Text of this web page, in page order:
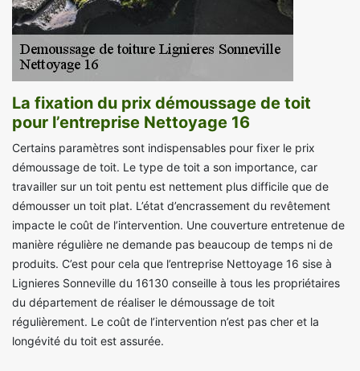
La fixation du prix démoussage de toit
pour l’entreprise Nettoyage 16
Certains paramètres sont indispensables pour fixer le prix
démoussage de toit. Le type de toit a son importance, car
travailler sur un toit pentu est nettement plus difficile que de
démousser un toit plat. L’état d’encrassement du revêtement
impacte le coût de l’intervention. Une couverture entretenue de
manière régulière ne demande pas beaucoup de temps ni de
produits. C’est pour cela que l’entreprise Nettoyage 16 sise à
Lignieres Sonneville du 16130 conseille à tous les propriétaires
du département de réaliser le démoussage de toit
régulièrement. Le coût de l’intervention n’est pas cher et la
longévité du toit est assurée.